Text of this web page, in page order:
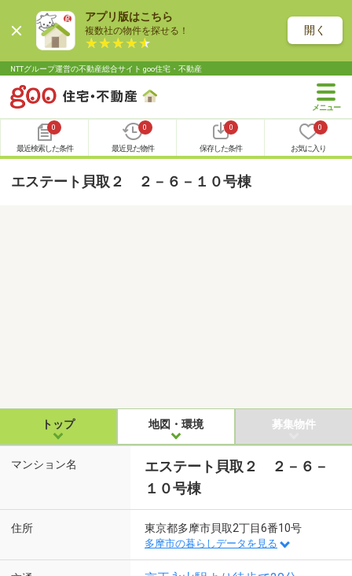
アプリ版はこちら
複数社の物件を探せる！ 開く
NTTグループ運営の不動産総合サイト goo住宅・不動産
0
最近検索した条件
0
最近見た物件
0
保存した条件
0
お気に入り
エステート貝取２ ２－６－１０号棟
トップ 地図・環境 募集物件
マンション名
エステート貝取２ ２－６－
１０号棟
住所 東京都多摩市貝取2丁目6番10号
多摩市の暮らしデータを見る